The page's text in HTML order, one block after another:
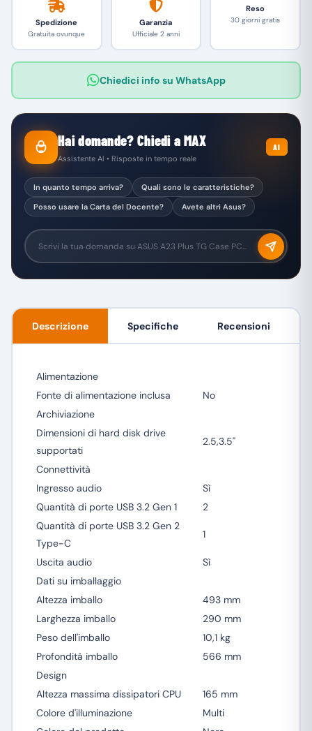
Spedizione
Gratuita ovunque
Garanzia
Ufficiale 2 anni
Reso
30 giorni gratis
Chiedici info su WhatsApp
Hai domande? Chiedi a MAX
Assistente AI • Risposte in tempo reale
AI
In quanto tempo arriva?
Quali sono le caratteristiche?
Posso usare la Carta del Docente?
Avete altri Asus?
Descrizione Specifiche Recensioni
Alimentazione
Fonte di alimentazione inclusa
No
Archiviazione
Dimensioni di hard disk drive
supportati
2.5,3.5"
Connettività
Ingresso audio
Sì
Quantità di porte USB 3.2 Gen 1
2
Quantità di porte USB 3.2 Gen 2
Type-C
1
Uscita audio
Sì
Dati su imballaggio
Altezza imballo
493 mm
Larghezza imballo
290 mm
Peso dell'imballo
10,1 kg
Profondità imballo
566 mm
Design
Altezza massima dissipatori CPU
165 mm
Colore d'illuminazione
Multi